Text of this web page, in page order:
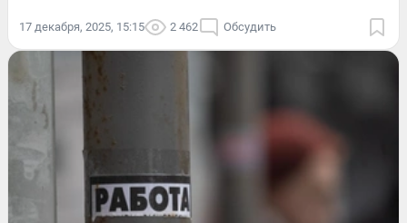
17 декабря, 2025, 15:15 2 462 Обсудить